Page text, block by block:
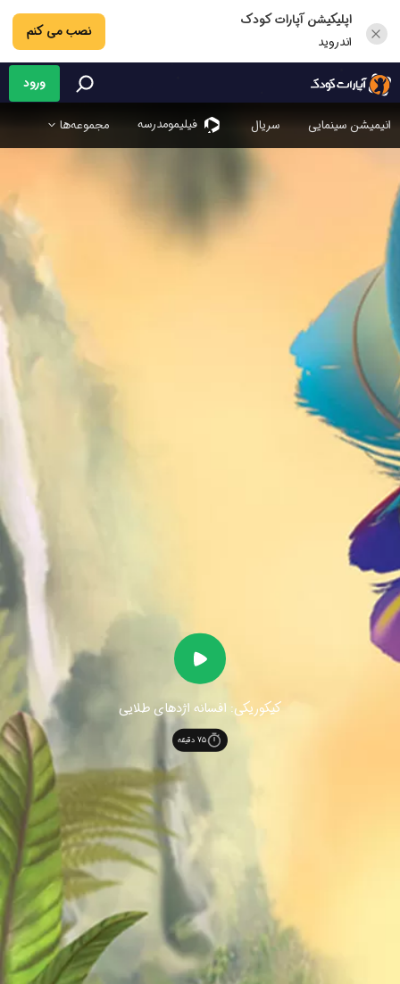
اپلیکیشن آپارات کودک
اندروید
نصب می کنم
انیمیشن سینمایی سریال فیلیمو‌مدرسه مجموعه‌ها
ورود
کیکوریکی: افسانه اژدهای طلایی
75 دقیقه